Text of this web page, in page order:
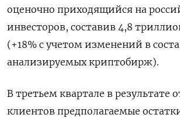
оценочно приходящийся на
инвесторов, составив 4,8
(+18% с учетом изменений в
анализируемых криптобирж).
В третьем квартале в результате
клиентов предполагаемые